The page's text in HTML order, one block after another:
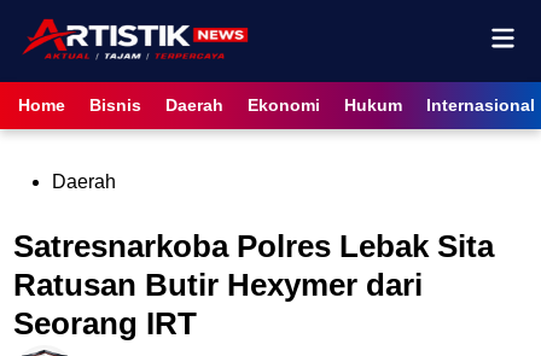
content
Home Bisnis Daerah Ekonomi Hukum Internasional
PostedDaerah
Satresnarkoba Polres Lebak Sita
Ratusan Butir Hexymer dari
Seorang IRT